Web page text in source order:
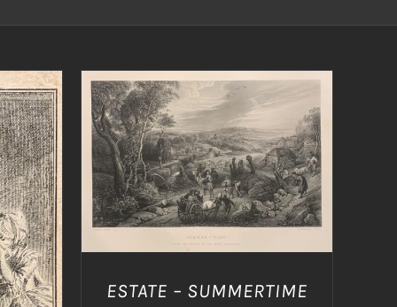
/
AGGIUNGI AL CARRELLO
/
DETTAGLI
ESTATE – SUMMERTIME